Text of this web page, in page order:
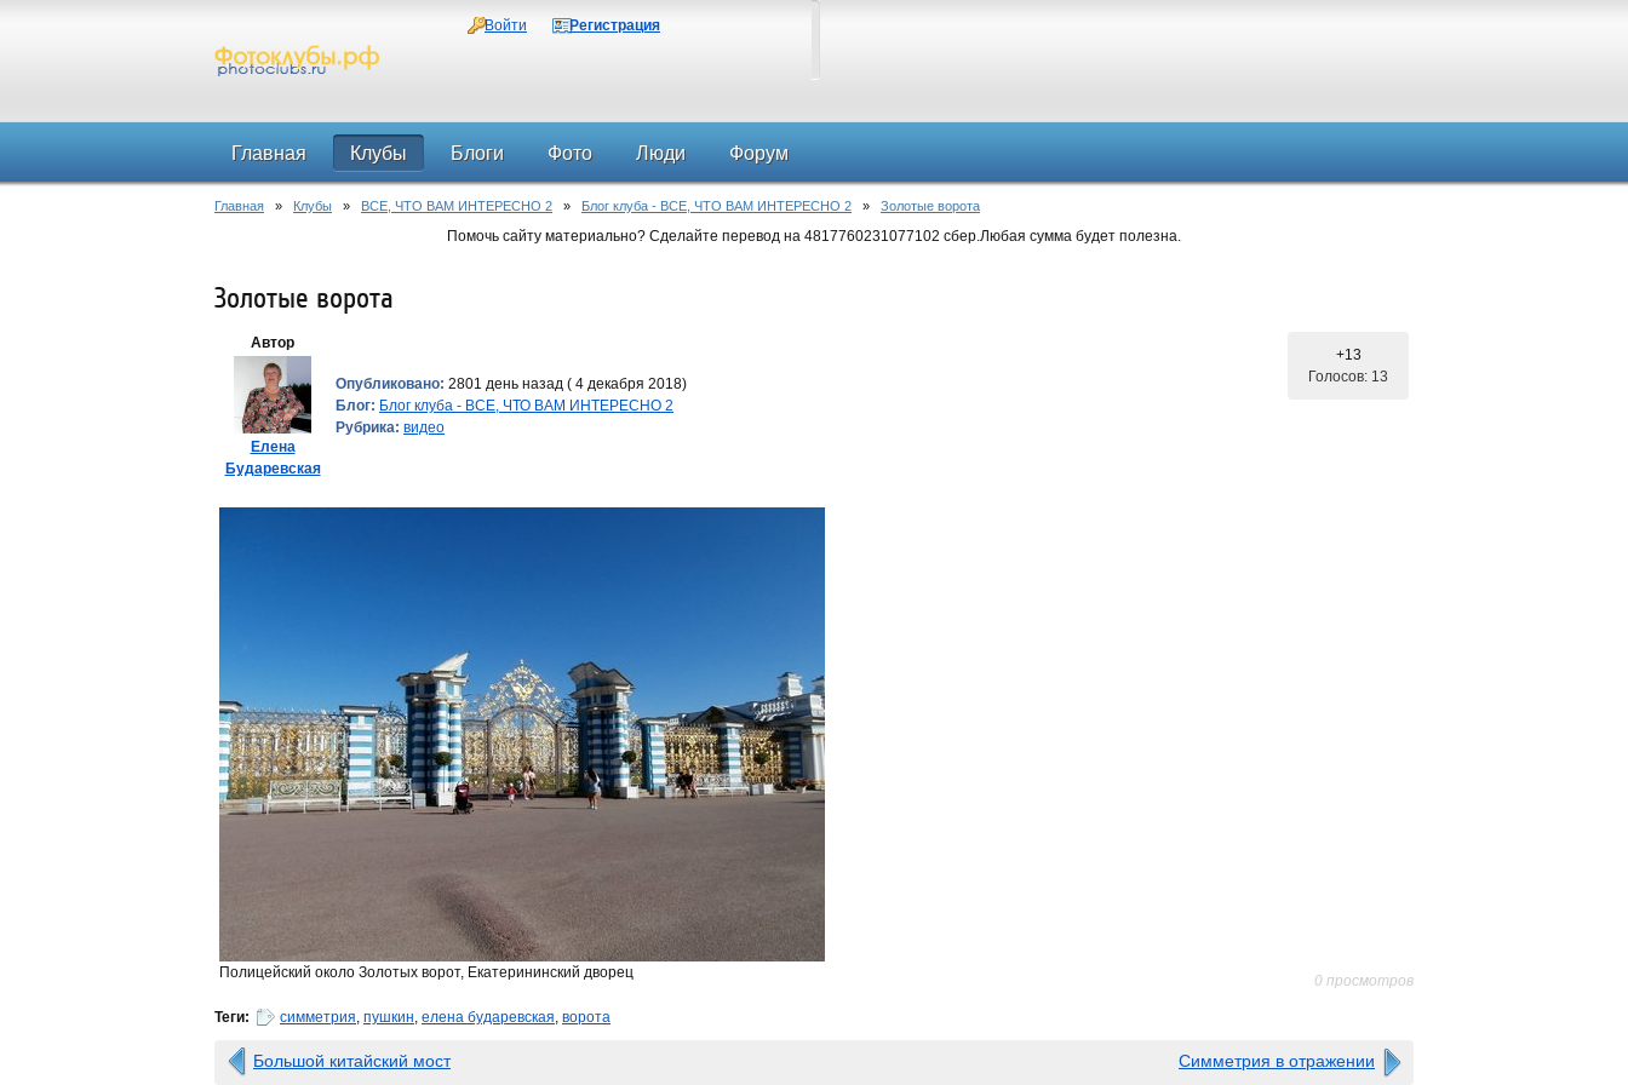
Войти Регистрация
Главная Клубы Блоги Фото Люди Форум
Главная » Клубы » ВСЕ, ЧТО ВАМ ИНТЕРЕСНО 2 » Блог клуба - ВСЕ, ЧТО ВАМ ИНТЕРЕСНО 2 » Золотые ворота
Помочь сайту материально? Сделайте перевод на 4817760231077102 сбер.Любая сумма будет полезна.
Золотые ворота
Автор
Елена
Бударевская
Опубликовано: 2801 день назад ( 4 декабря 2018)
Блог: Блог клуба - ВСЕ, ЧТО ВАМ ИНТЕРЕСНО 2
Рубрика: видео
+13
Голосов: 13
Полицейский около Золотых ворот, Екатерининский дворец 0 просмотров
Теги: симметрия, пушкин, елена бударевская, ворота
Большой китайский мост Симметрия в отражении